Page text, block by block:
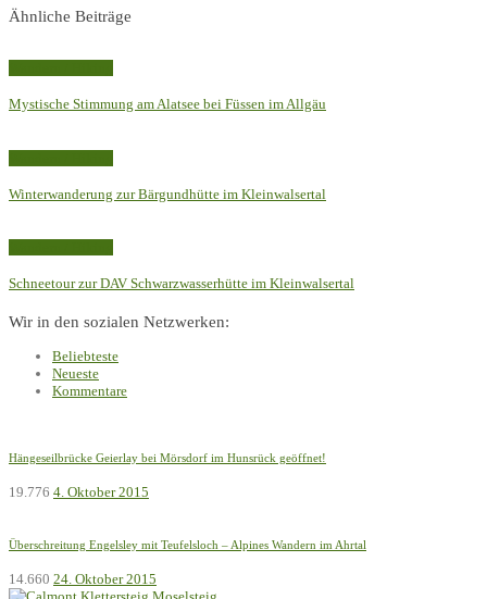
Ähnliche Beiträge
Mystische Stimmung am Alatsee bei Füssen im Allgäu
Winterwanderung zur Bärgundhütte im Kleinwalsertal
Schneetour zur DAV Schwarzwasserhütte im Kleinwalsertal
Wir in den sozialen Netzwerken:
Beliebteste
Neueste
Kommentare
Hängeseilbrücke Geierlay bei Mörsdorf im Hunsrück geöffnet!
19.776 4. Oktober 2015
Überschreitung Engelsley mit Teufelsloch – Alpines Wandern im Ahrtal
14.660 24. Oktober 2015